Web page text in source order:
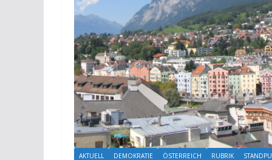
AKTUELL DEMOKRATIE ÖSTERREICH RUBRIK